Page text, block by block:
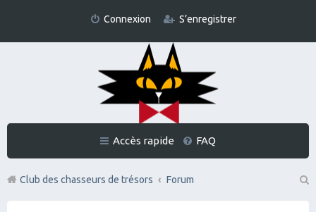
Connexion S’enregistrer
Accès rapide FAQ
Club des chasseurs de trésors
Forum